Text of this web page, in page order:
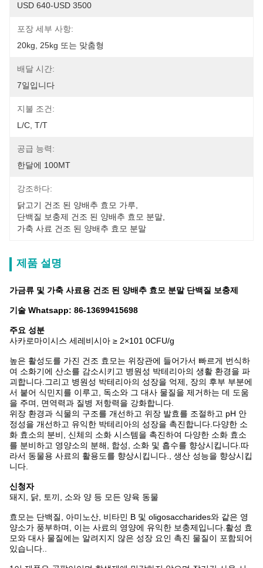
USD 640-USD 3500
포장 세부 사항:
20kg, 25kg 또는 맞춤형
배달 시간:
7일입니다
지불 조건:
L/C, T/T
공급 능력:
한달에 100MT
강조하다:
닭고기 건조 된 양배추 효모 가루
단백질 보충제 건조 된 양배추 효모 분말
가축 사료 건조 된 양배추 효모 분말
제품 설명
가금류 및 가축 사료용 건조 된 양배추 효모 분말 단백질 보충제
기술 Whatsapp: 86-13699415698
주요 성분
사카로마이시스 세레비시아 ≥ 2×101 0CFU/g
높은 활성도를 가진 건조 효모는 위장관에 들어가서 빠르게 번식하
여 소화기에 산소를 감소시키고 병원성 박테리아의 생활 환경을 파
괴합니다.그리고 병원성 박테리아의 성장을 억제, 장의 후부 부분에
서 붙어 식민지를 이루고, 독소와 그 대사 물질을 제거하는 데 도움
을 주며, 면역력과 질병 저항력을 강화합니다.
위장 환경과 식물의 구조를 개선하고 위장 발효를 조절하고 pH 안
정성을 개선하고 유익한 박테리아의 성장을 촉진합니다.다양한 소
화 효소의 분비, 신체의 소화 시스템을 촉진하여 다양한 소화 효소
를 분비하고 영양소의 분해, 합성, 소화 및 흡수를 향상시킵니다.따
라서 동물용 사료의 활용도를 향상시킵니다., 생산 성능을 향상시킵
니다.
신청자
돼지, 닭, 토끼, 소와 양 등 모든 양육 동물
효모는 단백질, 아미노산, 비타민 B 및 oligosaccharides와 같은 영
양소가 풍부하며, 이는 사료의 영양에 유익한 보충제입니다.활성 효
모와 대사 물질에는 알려지지 않은 성장 요인 촉진 물질이 포함되어
있습니다..